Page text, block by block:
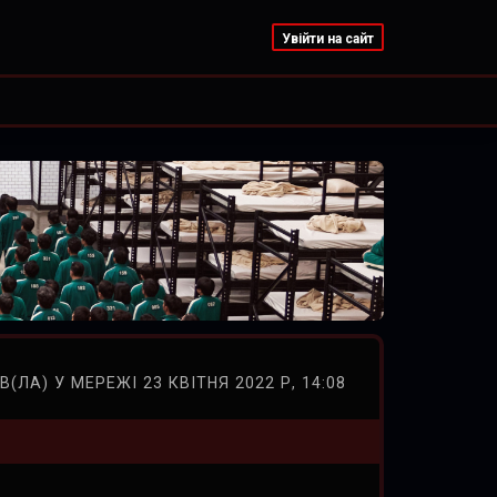
Увійти на сайт
У МЕРЕЖІ 23 КВІТНЯ 2022 Р, 14:08